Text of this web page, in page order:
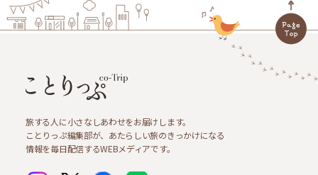
旅する人に小さなしあわせをお届けします。
ことりっぷ編集部が、あたらしい旅のきっかけになる
情報を毎日配信するWEBメディアです。